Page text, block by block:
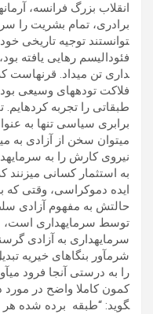
انقلاب بزرگ فرانسه،
توانستند توجیه تاریخی
داری تن می­داد. قرن­هاست
فلاکت توده­های وسیعی
طبقاتی را تجربه
برابری سیاسی تنها به
می­توان سخن از آزادی به
نیروی کارش را به
به استثمار کسانی می­زنند
ایده دموکراسی، وقتی که
حالتش به مفهوم آزادی
توسط سرمایه­داری است،
سرمایه­داری به آزادی
شرم­آور بنگا­های خیریه
را به درستی آنجا فرود
گوید: “طبقه برده شده هر